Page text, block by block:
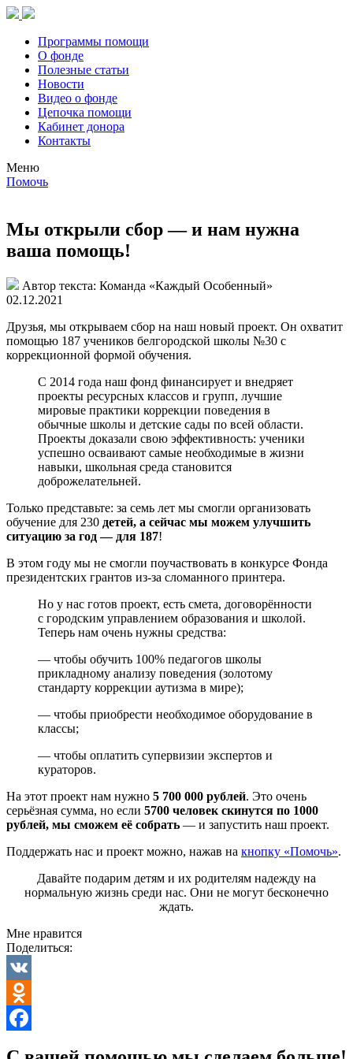
Программы помощи
О фонде
Полезные статьи
Новости
Видео о фонде
Цепочка помощи
Кабинет донора
Контакты
Меню
Помочь
Мы открыли сбор — и нам нужна
ваша помощь!
Автор текста: Команда «Каждый Особенный»
02.12.2021
Друзья, мы открываем сбор на наш новый проект. Он охватит
помощью 187 учеников белгородской школы №30 с
коррекционной формой обучения.
С 2014 года наш фонд финансирует и внедряет
проекты ресурсных классов и групп, лучшие
мировые практики коррекции поведения в
обычные школы и детские сады по всей области.
Проекты доказали свою эффективность: ученики
успешно осваивают самые необходимые в жизни
навыки, школьная среда становится
доброжелательней.
Только представьте: за семь лет мы смогли организовать
обучение для 230 детей, а сейчас мы можем улучшить
ситуацию за год — для 187!
В этом году мы не смогли поучаствовать в конкурсе Фонда
президентских грантов из-за сломанного принтера.
Но у нас готов проект, есть смета, договорённости
с городским управлением образования и школой.
Теперь нам очень нужны средства:
— чтобы обучить 100% педагогов школы
прикладному анализу поведения (золотому
стандарту коррекции аутизма в мире);
— чтобы приобрести необходимое оборудование в
классы;
— чтобы оплатить супервизии экспертов и
кураторов.
На этот проект нам нужно 5 700 000 рублей. Это очень
серьёзная сумма, но если 5700 человек скинутся по 1000
рублей, мы сможем её собрать — и запустить наш проект.
Поддержать нас и проект можно, нажав на кнопку «Помочь».
Давайте подарим детям и их родителям надежду на
нормальную жизнь среди нас. Они не могут бесконечно
ждать.
Мне нравится
Поделиться:
VK
Odnoklassniki